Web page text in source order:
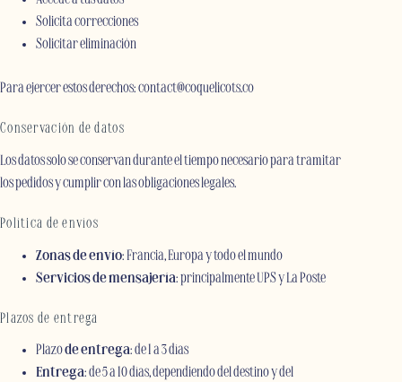
Solicita correcciones
Solicitar eliminación
Para ejercer estos derechos: contact@coquelicots.co
Conservación de datos
Los datos solo se conservan durante el tiempo necesario para tramitar
los pedidos y cumplir con las obligaciones legales.
Política de envíos
Zonas de envío: Francia, Europa y todo el mundo
Servicios de mensajería: principalmente UPS y La Poste
Plazos de entrega
Plazode entrega: de 1 a 3 días
Entrega: de 5 a 10 días, dependiendo del destino y del